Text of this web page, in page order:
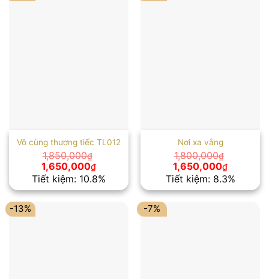
Vô cùng thương tiếc TL012
1,850,000₫
Giá
gốc
là:
1,850,000₫.
1,650,000₫Giá
hiện
tại
là:
1,650,000₫.
Tiết kiệm: 10.8%
Nơi xa vắng
1,800,000₫
Giá
gốc
là:
1,800,000₫.
1,650,000₫Giá
hiện
tại
là:
Tiết kiệm: 8.3%
-13% -7%